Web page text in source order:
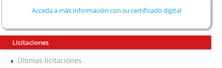
Acceda a más información con su certificado digital
Licitaciones
Últimas licitaciones